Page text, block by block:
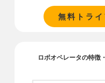
無料トラ
ロボオペレータの特徴